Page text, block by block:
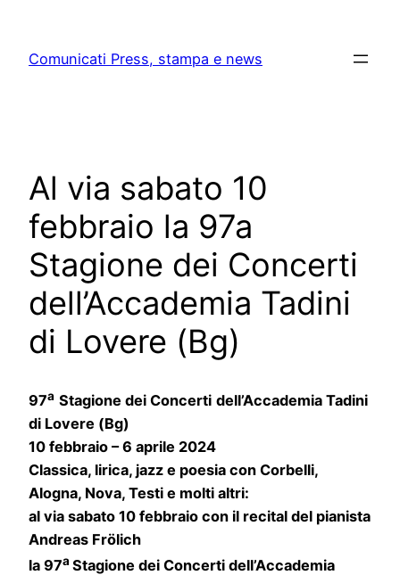
content
Comunicati Press, stampa e news
Al via sabato 10
febbraio la 97a
Stagione dei Concerti
dell’Accademia Tadini
di Lovere (Bg)
97a Stagione dei Concerti dell’Accademia Tadini
di Lovere (Bg)
10 febbraio – 6 aprile 2024
Classica, lirica, jazz e poesia con Corbelli,
Alogna, Nova, Testi e molti altri:
al via sabato 10 febbraio con il recital del pianista
Andreas Frölich
la 97a Stagione dei Concerti dell’Accademia